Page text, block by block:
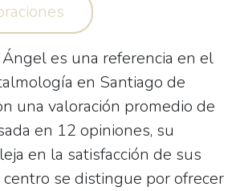
Ángeles una referencia en el
en Santiago de
una valoración promedio de
en 12 opiniones, su
en la satisfacción de sus
centro se distingue por ofrecer